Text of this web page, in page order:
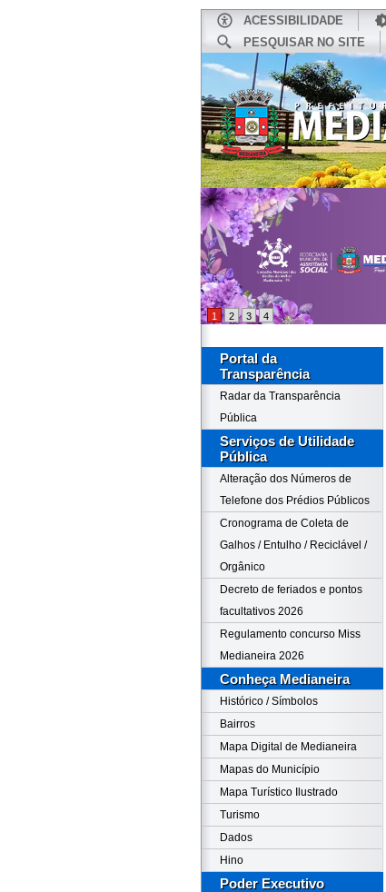
ACESSIBILIDADE
PESQUISAR NO SITE
1 2 3 4
Portal da
Transparência
Radar da Transparência
Pública
Serviços de Utilidade
Pública
Alteração dos Números de
Telefone dos Prédios Públicos
Cronograma de Coleta de
Galhos / Entulho / Reciclável /
Orgânico
Decreto de feriados e pontos
facultativos 2026
Regulamento concurso Miss
Medianeira 2026
Conheça Medianeira
Histórico / Símbolos
Bairros
Mapa Digital de Medianeira
Mapas do Município
Mapa Turístico Ilustrado
Turismo
Dados
Hino
Poder Executivo